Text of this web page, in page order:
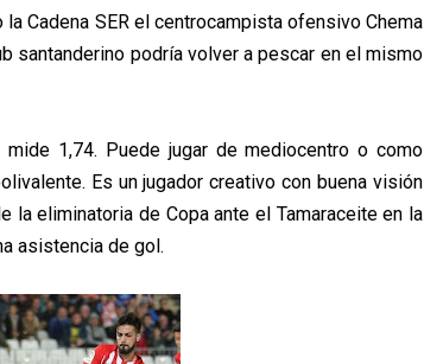
Cadena SER el centrocampista ofensivo Chema
santanderino podría volver a pescar en el mismo
1,74. Puede jugar de mediocentro o como
Es un jugador creativo con buena visión
eliminatoria de Copa ante el Tamaraceite en la
asistencia de gol.